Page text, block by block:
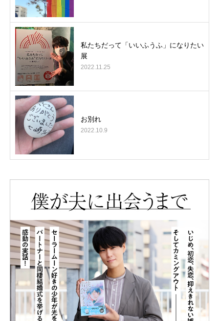
私たちだって「いいふうふ」になりたい
展
2022.11.25
お別れ
2022.10.9